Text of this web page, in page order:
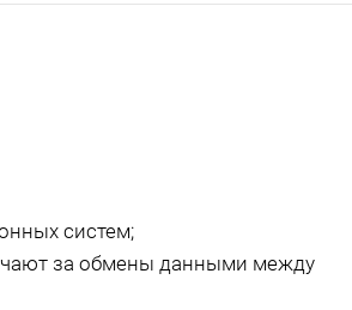
систем;
за обмены данными между